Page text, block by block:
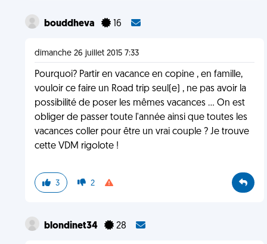
bouddheva 16
dimanche 26 juillet 2015 7:33
Pourquoi? Partir en vacance en copine , en famille,
vouloir ce faire un Road trip seul(e) , ne pas avoir la
possibilité de poser les mêmes vacances ... On est
obliger de passer toute l'année ainsi que toutes les
vacances coller pour être un vrai couple ? Je trouve
cette VDM rigolote !
3 2
blondinet34 28